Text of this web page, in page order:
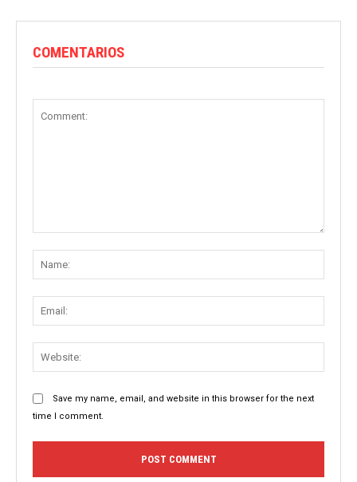
COMENTARIOS
Save my name, email, and website in this browser for the next
time I comment.